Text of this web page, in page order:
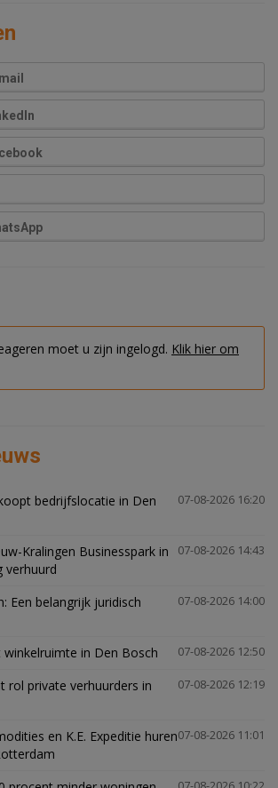
moet u zijn ingelogd. Klik hier om
07-08-2026 16:20
bedrijfslocatie in Den
07-08-2026 14:43
Kralingen Businesspark in
verhuurd
07-08-2026 14:00
Een belangrijk juridisch
07-08-2026 12:50
winkelruimte in Den Bosch
07-08-2026 12:19
rol private verhuurders in
07-08-2026 11:01
en K.E. Expeditie huren